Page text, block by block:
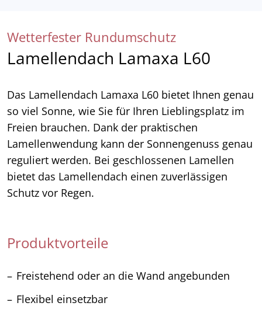
Wetterfester Rundumschutz
Lamellendach Lamaxa L60
Das Lamellendach Lamaxa L60 bietet Ihnen genau
so viel Sonne, wie Sie für Ihren Lieblingsplatz im
Freien brauchen. Dank der praktischen
Lamellenwendung kann der Sonnengenuss genau
reguliert werden. Bei geschlossenen Lamellen
bietet das Lamellendach einen zuverlässigen
Schutz vor Regen.
Produktvorteile
Freistehend oder an die Wand angebunden
Flexibel einsetzbar